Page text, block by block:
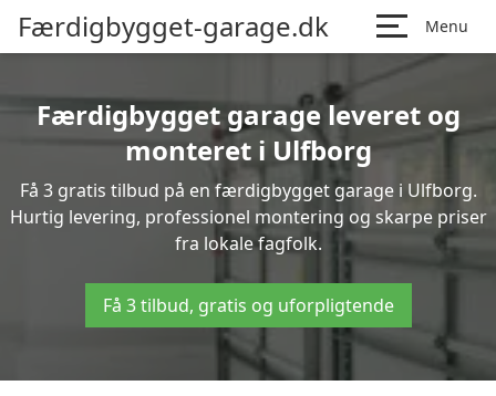
Færdigbygget-garage.dk Menu
Færdigbygget garage leveret og
monteret i Ulfborg
Få 3 gratis tilbud på en færdigbygget garage i Ulfborg.
Hurtig levering, professionel montering og skarpe priser
fra lokale fagfolk.
Få 3 tilbud, gratis og uforpligtende